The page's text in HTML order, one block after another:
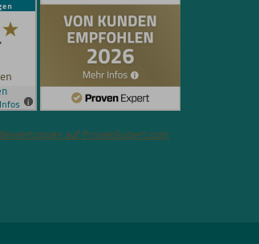
Bewertungen auf ProvenExpert.com